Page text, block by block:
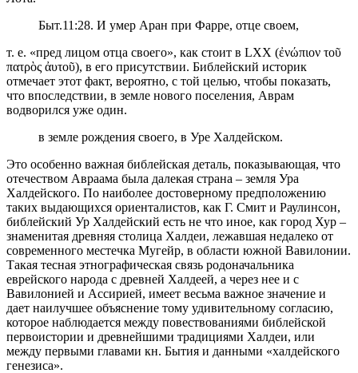
Быт.11:28. И умер Аран при Фарре, отце своем,
т. е. «пред лицом отца своего», как стоит в LXX (ἐνώπιον τοῦ
πατρὸς ἀυτοῦ), в его присутствии. Библейский историк
отмечает этот факт, вероятно, с той целью, чтобы показать,
что впоследствии, в земле нового поселения, Аврам
водворился уже один.
в земле рождения своего, в Уре Халдейском.
Это особенно важная библейская деталь, показывающая, что
отечеством Авраама была далекая страна – земля Ура
Халдейского. По наиболее достоверному предположению
таких выдающихся ориенталистов, как Г. Смит и Раулинсон,
библейский Ур Халдейский есть не что иное, как город Хур –
знаменитая древняя столица Халдеи, лежавшая недалеко от
современного местечка Мугейр, в области южной Вавилонии.
Такая тесная этнографическая связь родоначальника
еврейского народа с древней Халдеей, а через нее и с
Вавилонией и Ассирией, имеет весьма важное значение и
дает наилучшее объяснение тому удивительному согласию,
которое наблюдается между повествованиями библейской
первоистории и древнейшими традициями Халдеи, или
между первыми главами кн. Бытия и данными «халдейского
генезиса».